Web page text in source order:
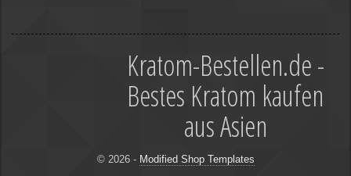
Kratom-Bestellen.de -
Bestes Kratom kaufen
aus Asien
© 2026 - Modified Shop Templates